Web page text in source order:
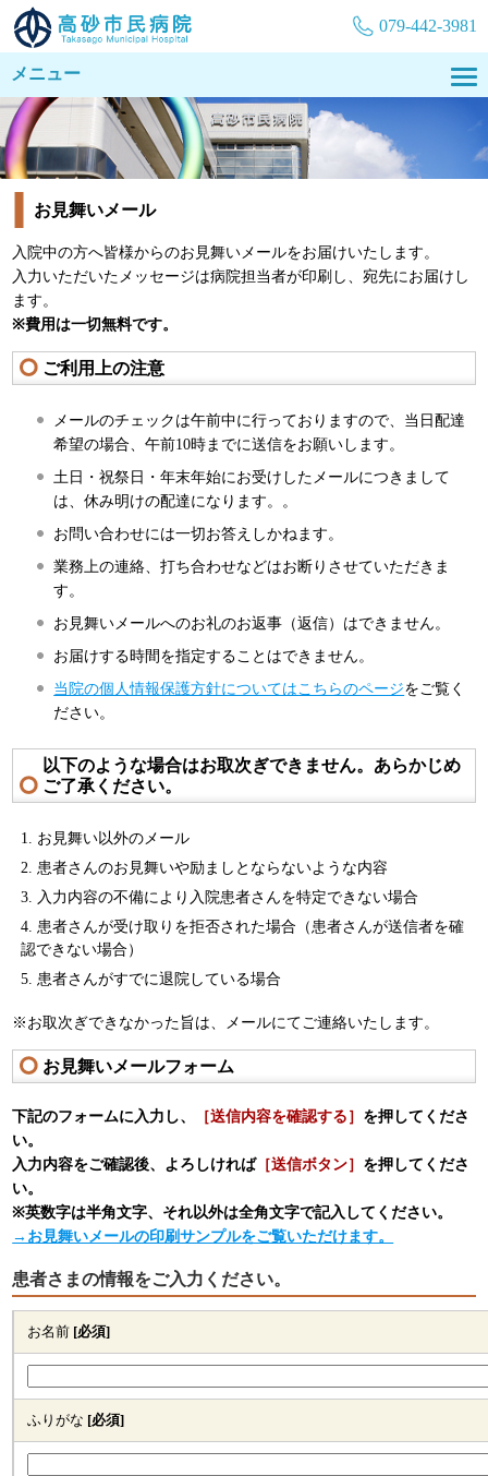
079-442-3981
メニュー
お見舞いメール
入院中の方へ皆様からのお見舞いメールをお届けいたします。
入力いただいたメッセージは病院担当者が印刷し、宛先にお届けし
ます。
※費用は一切無料です。
ご利用上の注意
メールのチェックは午前中に行っておりますので、当日配達
希望の場合、午前10時までに送信をお願いします。
土日・祝祭日・年末年始にお受けしたメールにつきまして
は、休み明けの配達になります。。
お問い合わせには一切お答えしかねます。
業務上の連絡、打ち合わせなどはお断りさせていただきま
す。
お見舞いメールへのお礼のお返事（返信）はできません。
お届けする時間を指定することはできません。
当院の個人情報保護方針についてはこちらのページをご覧く
ださい。
以下のような場合はお取次ぎできません。あらかじめ
ご了承ください。
お見舞い以外のメール
患者さんのお見舞いや励ましとならないような内容
入力内容の不備により入院患者さんを特定できない場合
患者さんが受け取りを拒否された場合（患者さんが送信者を確
認できない場合）
患者さんがすでに退院している場合
※お取次ぎできなかった旨は、メールにてご連絡いたします。
お見舞いメールフォーム
下記のフォームに入力し、 ［送信内容を確認する］ を押してくださ
い。
入力内容をご確認後、よろしければ［送信ボタン］ を押してくださ
い。
※英数字は半角文字、それ以外は全角文字で記入してください。
→お見舞いメールの印刷サンプルをご覧いただけます。
患者さまの情報をご入力ください。
お名前 [必須]
ふりがな [必須]